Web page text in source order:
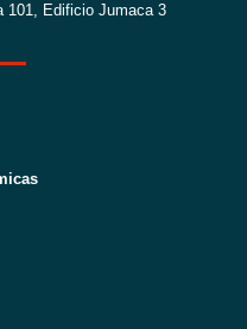
101, Edificio Jumaca 3